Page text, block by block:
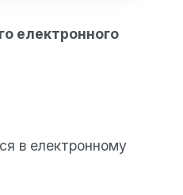
електронного
в електронному